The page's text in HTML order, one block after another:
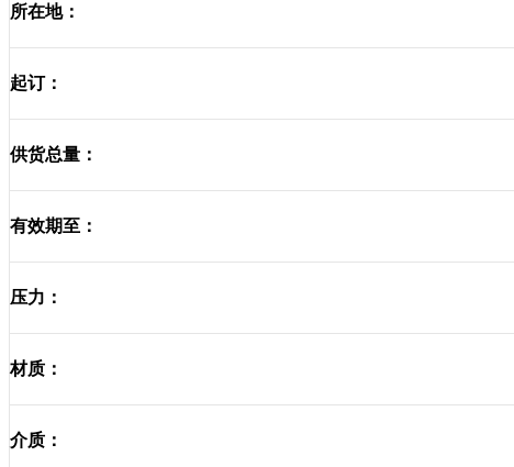
所在地：
起订：
供货总量：
有效期至：
压力：
材质：
介质：